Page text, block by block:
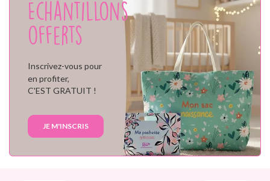
Échantillons
offerts
Inscrivez-vous pour
en profiter,
C'EST GRATUIT !
JE M'INSCRIS